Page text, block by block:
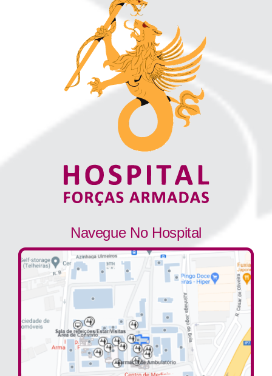
Navegue No Hospital